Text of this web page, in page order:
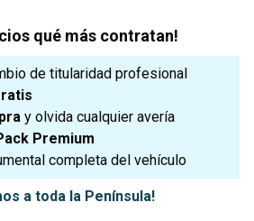
qué más contratan!
de titularidad profesional
y olvida cualquier avería
Premium
completa del vehículo
a toda la Península!